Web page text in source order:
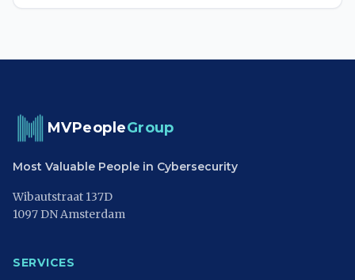
MVPeopleGroup
Most Valuable People in Cybersecurity
Wibautstraat 137D
1097 DN Amsterdam
SERVICES